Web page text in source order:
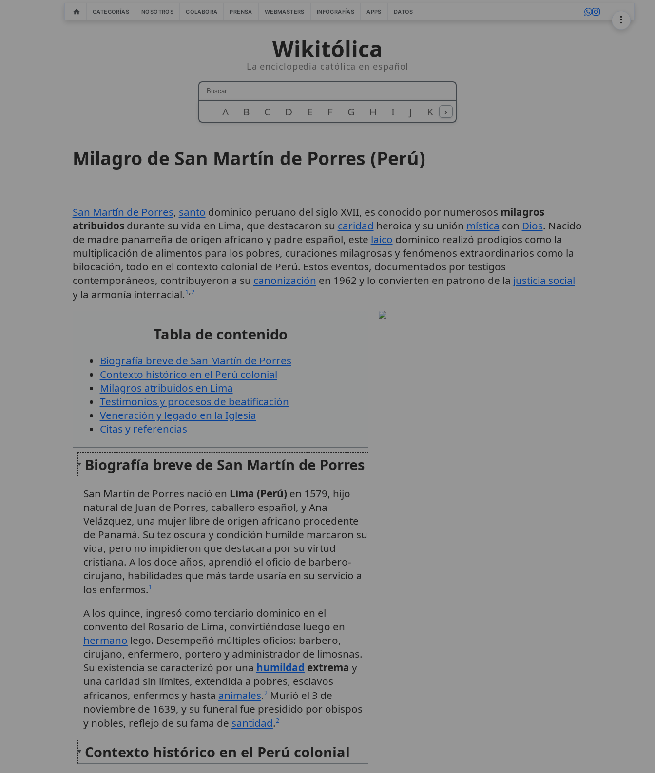
CATEGORÍAS NOSOTROS COLABORA PRENSA WEBMASTERS INFOGRAFÍAS APPS DATOS
Wikitólica
La enciclopedia católica en español
A B C D E F G H I J K L
›
Milagro de San Martín de Porres (Perú)
San Martín de Porres, santo dominico peruano del siglo XVII, es conocido por numerosos milagros
atribuidosdurante su vida en Lima, que destacaron su caridad heroica y su unión mística con Dios. Nacido
de madre panameña de origen africano y padre español, este laico dominico realizó prodigios como la
multiplicación de alimentos para los pobres, curaciones milagrosas y fenómenos extraordinarios como la
bilocación, todo en el contexto colonial de Perú. Estos eventos, documentados por testigos
contemporáneos, contribuyeron a su canonización en 1962 y lo convierten en patrono de la justicia social
y la armonía interracial.1,2
Tabla de contenido
Biografía breve de San Martín de Porres
Contexto histórico en el Perú colonial
Milagros atribuidos en Lima
Testimonios y procesos de beatificación
Veneración y legado en la Iglesia
Citas y referencias
Biografía breve de San Martín de Porres
San Martín de Porres nació en Lima (Perú) en 1579, hijo
natural de Juan de Porres, caballero español, y Ana
Velázquez, una mujer libre de origen africano procedente
de Panamá. Su tez oscura y condición humilde marcaron su
vida, pero no impidieron que destacara por su virtud
cristiana. A los doce años, aprendió el oficio de barbero-
cirujano, habilidades que más tarde usaría en su servicio a
los enfermos.1
A los quince, ingresó como terciario dominico en el
convento del Rosario de Lima, convirtiéndose luego en
hermano lego. Desempeñó múltiples oficios: barbero,
cirujano, enfermero, portero y administrador de limosnas.
Su existencia se caracterizó por una humildad extrema y
una caridad sin límites, extendida a pobres, esclavos
africanos, enfermos y hasta animales.2Murió el 3 de
noviembre de 1639, y su funeral fue presidido por obispos
y nobles, reflejo de su fama de santidad.2
Contexto histórico en el Perú colonial